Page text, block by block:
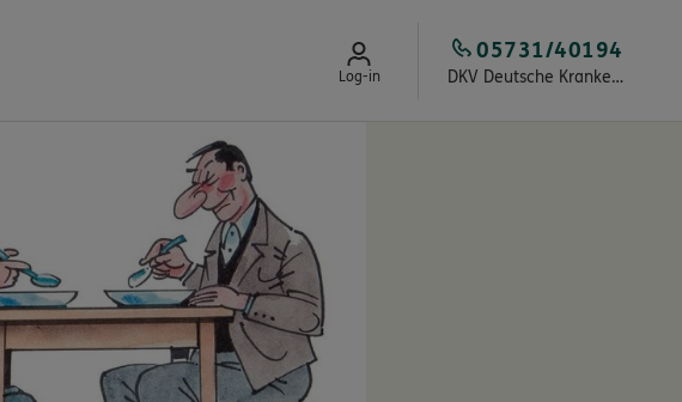
Log-in DKV Deutsche Krankenversicherung Oliver Brökel
05731/40194